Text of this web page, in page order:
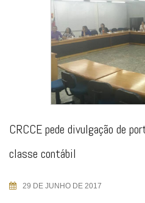
CRCCE pede divulgação de
classe contábil
29 DE JUNHO DE 2017